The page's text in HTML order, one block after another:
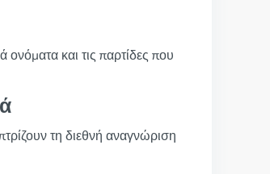
και τις παρτίδες που
τη διεθνή αναγνώριση